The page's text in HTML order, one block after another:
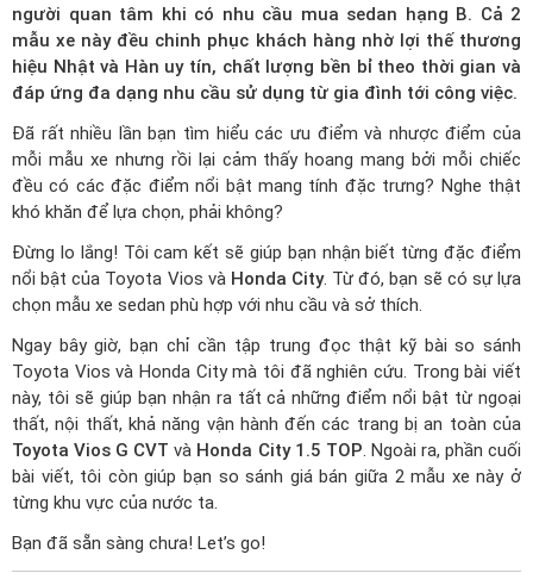
người quan tâm khi có nhu cầu mua sedan hạng B. Cả 2
mẫu xe này đều chinh phục khách hàng nhờ lợi thế thương
hiệu Nhật và Hàn uy tín, chất lượng bền bỉ theo thời gian và
đáp ứng đa dạng nhu cầu sử dụng từ gia đình tới công việc.
Đã rất nhiều lần bạn tìm hiểu các ưu điểm và nhược điểm của
mỗi mẫu xe nhưng rồi lại cảm thấy hoang mang bởi mỗi chiếc
đều có các đặc điểm nổi bật mang tính đặc trưng? Nghe thật
khó khăn để lựa chọn, phải không?
Đừng lo lắng! Tôi cam kết sẽ giúp bạn nhận biết từng đặc điểm
nổi bật của Toyota Vios và Honda City. Từ đó, bạn sẽ có sự lựa
chọn mẫu xe sedan phù hợp với nhu cầu và sở thích.
Ngay bây giờ, bạn chỉ cần tập trung đọc thật kỹ bài so sánh
Toyota Vios và Honda City mà tôi đã nghiên cứu. Trong bài viết
này, tôi sẽ giúp bạn nhận ra tất cả những điểm nổi bật từ ngoại
thất, nội thất, khả năng vận hành đến các trang bị an toàn của
Toyota Vios G CVT và Honda City 1.5 TOP. Ngoài ra, phần cuối
bài viết, tôi còn giúp bạn so sánh giá bán giữa 2 mẫu xe này ở
từng khu vực của nước ta.
Bạn đã sẵn sàng chưa! Let’s go!